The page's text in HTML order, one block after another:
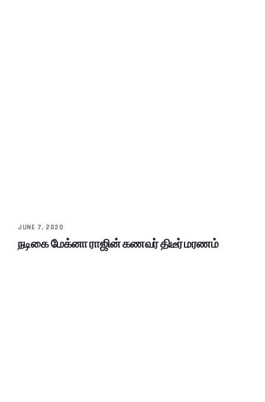
JUNE 7, 2020
நடிகை மேக்னா ராஜின் கணவர் திடீர் மரணம்